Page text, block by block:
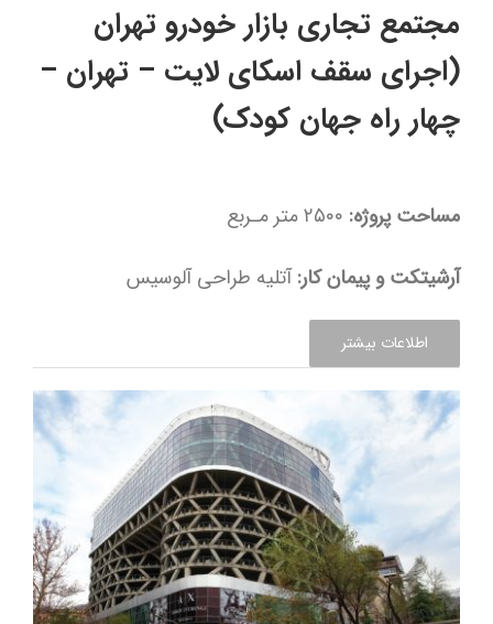
مجتمع تجاری بازار خودرو تهران
(اجرای سقف اسکای لایت – تهران –
چهار راه جهان کودک)
مساحت پروژه:
آرشیتکت و پیمان کار:آتلیه طراحی آلوسیس
اطلاعات بیشتر